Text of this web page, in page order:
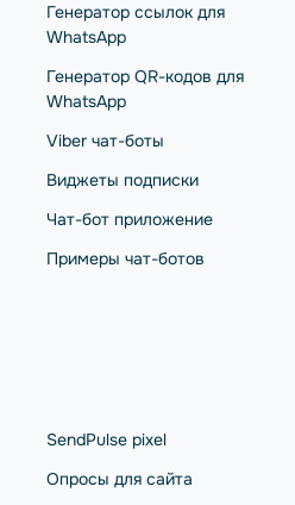
Генератор ссылок для
WhatsApp
Генератор QR-кодов для
WhatsApp
Viber чат-боты
Виджеты подписки
Чат-бот приложение
Примеры чат-ботов
SendPulse pixel
Опросы для сайта